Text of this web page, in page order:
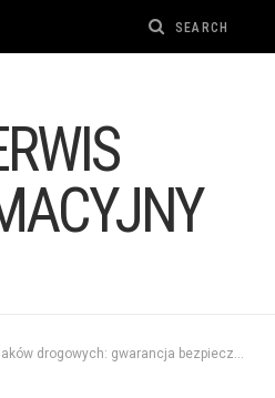
Podstawa do znaków drogowych: gwarancja bezpieczeństwa na jezdni